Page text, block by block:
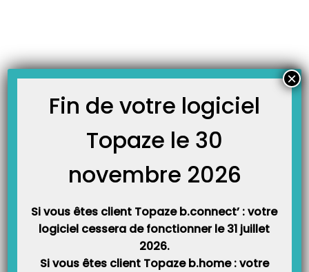
Principe : Le contrôle des comptes utilisateurs ( UAC) est une fonction de
validation de l’utilisateur; ce qui se traduit par un nombre important de
messages d’alertes,…
Fin de votre logiciel
Topaze le 30
novembre 2026
Si vous êtes client Topaze b.connect’ : votre
logiciel cessera de fonctionner le 31 juillet
2026.
Si vous êtes client Topaze b.home : votre
×